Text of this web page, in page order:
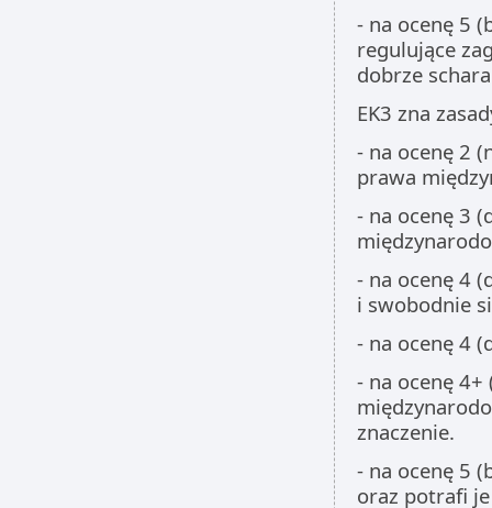
- na ocenę 5
regulujące
dobrze
EK3 zna
- na ocenę 2
prawa
- na ocenę 3
- na ocenę 4
i swobodnie
- na ocenę 4
- na ocenę 4+
znaczenie.
- na ocenę 5
oraz potrafi